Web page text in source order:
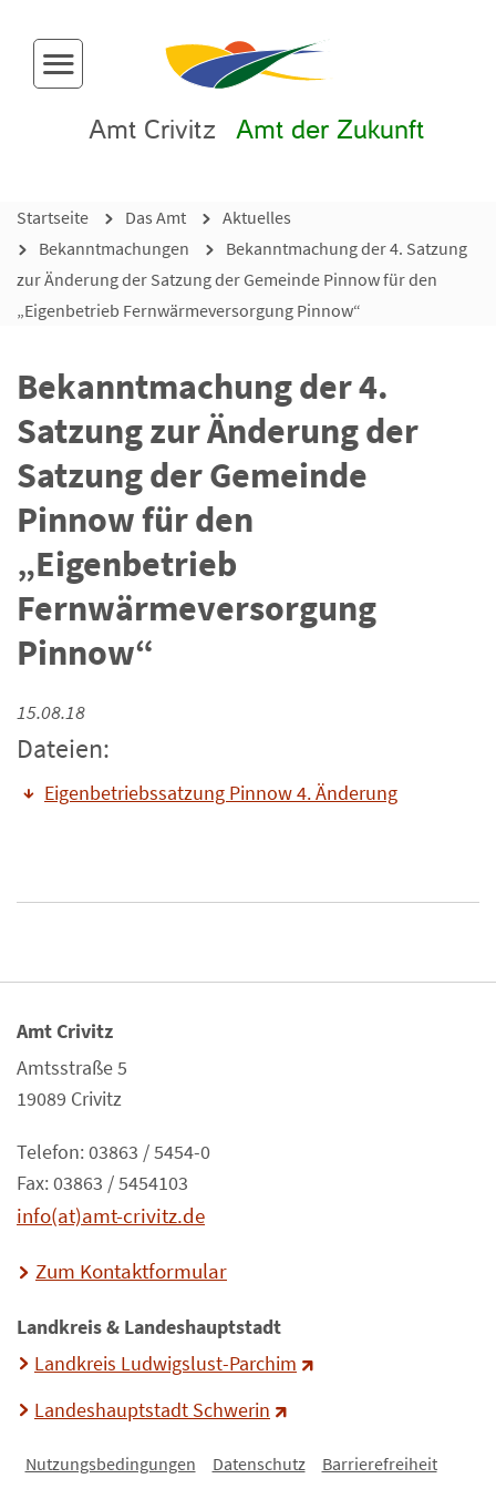
Menü-Button
Amt Crivitz Amt der Zukunft
Startseite Das Amt
Aktuelles
Bekanntmachungen
Bekanntmachung der 4. Satzung
zur Änderung der Satzung der Gemeinde Pinnow für den
„Eigenbetrieb Fernwärmeversorgung Pinnow“
Bekanntmachung der 4.
Satzung zur Änderung der
Satzung der Gemeinde
Pinnow für den
„Eigenbetrieb
Fernwärmeversorgung
Pinnow“
15.08.18
Dateien:
Eigenbetriebssatzung Pinnow 4. Änderung
Amt Crivitz
Amtsstraße 5
19089 Crivitz
Telefon: 03863 / 5454-0
Fax: 03863 / 5454103
info(at)amt-crivitz.de
Zum Kontaktformular
Landkreis & Landeshauptstadt
Landkreis Ludwigslust-Parchim
Landeshauptstadt Schwerin
Nutzungsbedingungen Datenschutz Barrierefreiheit